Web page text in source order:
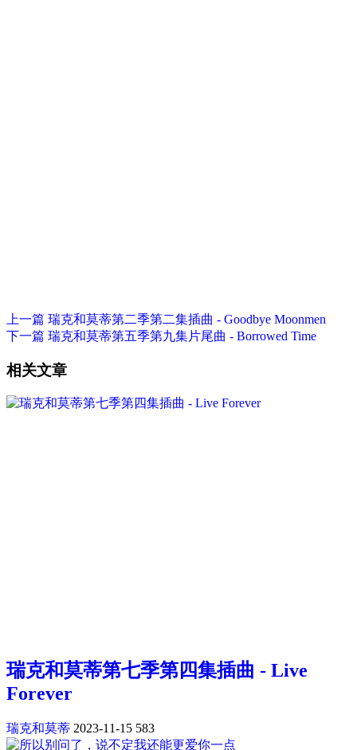
上一篇 瑞克和莫蒂第二季第二集插曲 - Goodbye Moonmen
下一篇 瑞克和莫蒂第五季第九集片尾曲 - Borrowed Time
相关文章
瑞克和莫蒂第七季第四集插曲 - Live
Forever
瑞克和莫蒂 2023-11-15 583